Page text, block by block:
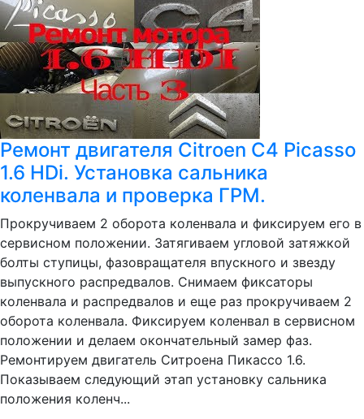
Ремонт двигателя Citroen C4 Picasso
1.6 HDi. Установка сальника
коленвала и проверка ГРМ.
Прокручиваем 2 оборота коленвала и фиксируем его в
сервисном положении. Затягиваем угловой затяжкой
болты ступицы, фазовращателя впускного и звезду
выпускного распредвалов. Снимаем фиксаторы
коленвала и распредвалов и еще раз прокручиваем 2
оборота коленвала. Фиксируем коленвал в сервисном
положении и делаем окончательный замер фаз.
Ремонтируем двигатель Ситроена Пикассо 1.6.
Показываем следующий этап установку сальника
положения коленч...